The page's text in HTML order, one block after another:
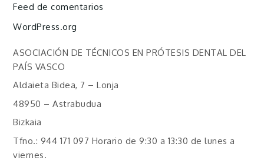
Feed de comentarios
WordPress.org
ASOCIACIÓN DE TÉCNICOS EN PRÓTESIS DENTAL DEL
PAÍS VASCO
Aldaieta Bidea, 7 – Lonja
48950 – Astrabudua
Bizkaia
Tfno.: 944 171 097 Horario de 9:30 a 13:30 de lunes a
viernes.